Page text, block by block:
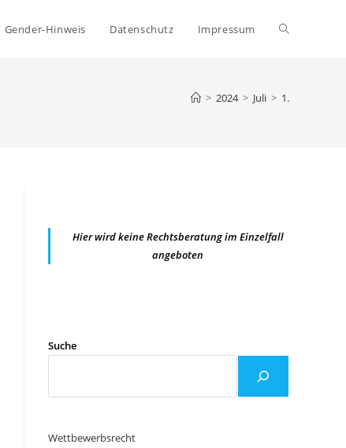
Gender-Hinweis Datenschutz Impressum Website-
> 2024 > Juli > 1.
Hier wird keine Rechtsberatung im Einzelfall
angeboten
Suche
Wettbewerbsrecht